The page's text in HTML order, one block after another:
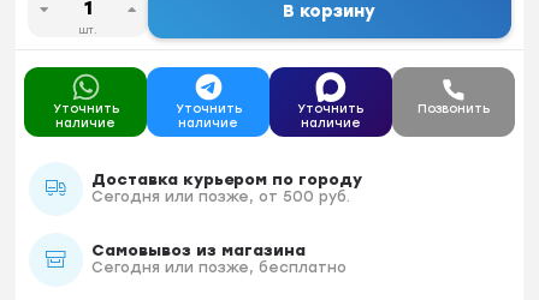
шт.
В корзину
Уточнить
наличие
Уточнить
наличие
Уточнить
наличие
Позвонить
Доставка курьером по городу
Сегодня или позже, от 500 руб.
Самовывоз из магазина
Сегодня или позже, бесплатно